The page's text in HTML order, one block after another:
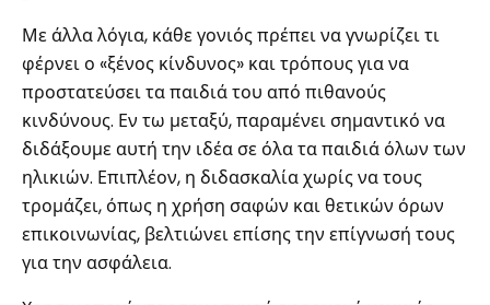
Με άλλα λόγια, κάθε γονιός πρέπει να γνωρίζει τι
φέρνει ο «ξένος κίνδυνος» και τρόπους για να
προστατεύσει τα παιδιά του από πιθανούς
κινδύνους. Εν τω μεταξύ, παραμένει σημαντικό να
διδάξουμε αυτή την ιδέα σε όλα τα παιδιά όλων των
ηλικιών. Επιπλέον, η διδασκαλία χωρίς να τους
τρομάζει, όπως η χρήση σαφών και θετικών όρων
επικοινωνίας, βελτιώνει επίσης την επίγνωσή τους
για την ασφάλεια.